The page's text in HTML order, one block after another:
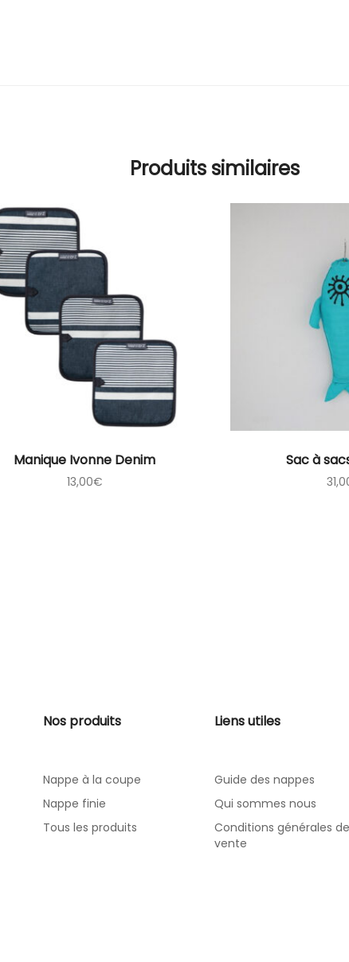
Produits similaires
Manique Ivonne Denim
13,00€
Sac à
Nos produits
Nappe à la coupe
Nappe finie
Tous les produits
Liens utiles
Guide des nappes
Qui sommes nous
Conditions générales de
vente